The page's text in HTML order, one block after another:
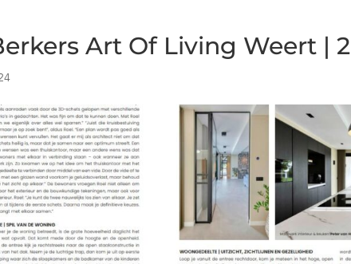
Art Of Living Weert | 2